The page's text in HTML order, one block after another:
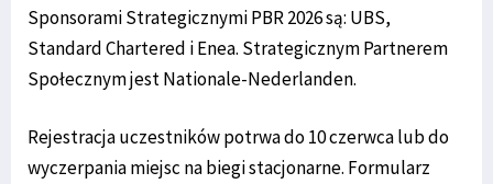
Sponsorami Strategicznymi PBR 2026 są: UBS,
Standard Chartered i Enea. Strategicznym Partnerem
Społecznym jest Nationale-Nederlanden.
Rejestracja uczestników potrwa do 10 czerwca lub do
wyczerpania miejsc na biegi stacjonarne. Formularz